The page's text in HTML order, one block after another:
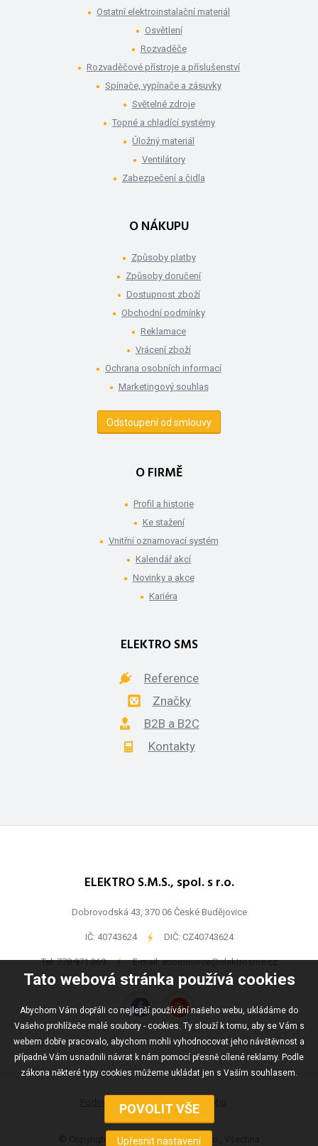
Tato webová stránka používá cookies
Abychom Vám dopřáli co nejlepší používání našeho webu, ukládáme do
Vašeho prohlížeče malé soubory - cookies. Ty slouží k tomu, aby se Vám s
webem dobře pracovalo, abychom mohli vyhodnocovat jeho návštěvnost a
případně Vám usnadnili návrat k nám pomocí přesně cílené reklamy. Podle
zákona některé typy cookies můžeme ukládat jen s Vaším souhlasem.
Ostatní elektroinstalační materiál
Osvětlení
Rozvaděče
Rozvaděčové přístroje a příslušenství
Spínače, vypínače a zásuvky
Světelné zdroje
Topné a chladící systémy
Úložný materiál
Ventilátory
Zabezpečení a čidla
O NÁKUPU
Způsoby platby
Způsoby doručení
Dostupnost zboží
Obchodní podmínky
Reklamace
Vrácení zboží
Ochrana osobních informací
Marketingový souhlas
Odstoupení od smlouvy
O FIRMĚ
Profil a historie
Ke stažení
Vnitřní oznamovací systém
Kalendář akcí
Novinky a akce
Kariéra
ELEKTRO SMS
Reference
Značky
B2B a B2C
Kontakty
ELEKTRO S.M.S., spol. s r.o.
Dobrovodská 43, 370 06 České Budějovice
IČ: 40743624 - DIČ: CZ40743624
Tel:778 971 369 - E-mail:ecommerce@elektrosms.cz
Podmínky užívání Mapa webu
© Copyright ELEKTRO S.M.S., spol s r.o., Všechna